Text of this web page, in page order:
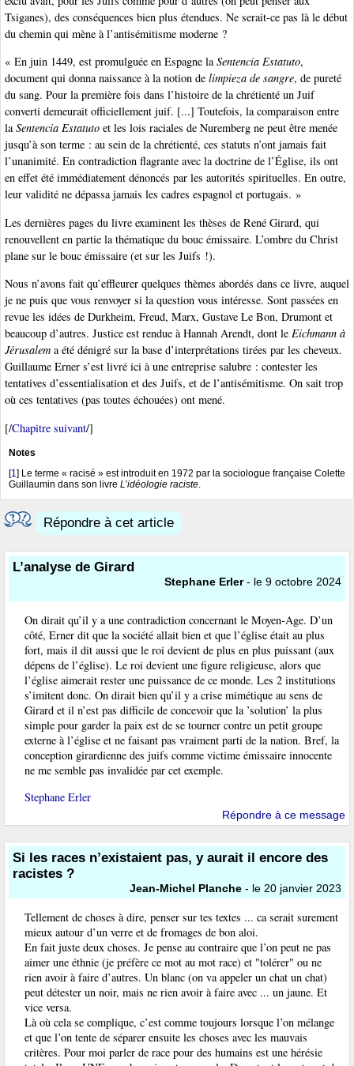
Tsiganes), des conséquences bien plus étendues. Ne serait-ce pas là le début
du chemin qui mène à l’antisémitisme moderne ?
« En juin 1449, est promulguée en Espagne laSentencia Estatuto,
document qui donna naissance à la notion de limpieza de sangre, de pureté
du sang. Pour la première fois dans l’histoire de la chrétienté un Juif
converti demeurait officiellement juif. [...] Toutefois, la comparaison entre
laSentencia Estatuto et les lois raciales de Nuremberg ne peut être menée
jusqu’à son terme : au sein de la chrétienté, ces statuts n’ont jamais fait
l’unanimité. En contradiction flagrante avec la doctrine de l’Église, ils ont
en effet été immédiatement dénoncés par les autorités spirituelles. En outre,
leur validité ne dépassa jamais les cadres espagnol et portugais. »
Les dernières pages du livre examinent les thèses de René Girard, qui
renouvellent en partie la thématique du bouc émissaire. L’ombre du Christ
plane sur le bouc émissaire (et sur les Juifs !).
Nous n’avons fait qu’effleurer quelques thèmes abordés dans ce livre, auquel
je ne puis que vous renvoyer si la question vous intéresse. Sont passées en
revue les idées de Durkheim, Freud, Marx, Gustave Le Bon, Drumont et
beaucoup d’autres. Justice est rendue à Hannah Arendt, dont le Eichmann à
Jérusalem a été dénigré sur la base d’interprétations tirées par les cheveux.
Guillaume Erner s’est livré ici à une entreprise salubre : contester les
tentatives d’essentialisation et des Juifs, et de l’antisémitisme. On sait trop
où ces tentatives (pas toutes échouées) ont mené.
[/Chapitre suivant/]
Notes
[1] Le terme « racisé » est introduit en 1972 par la sociologue française Colette
Guillaumin dans son livre L’idéologie raciste.
Répondre à cet article
L’analyse de Girard
Stephane Erler- le 9 octobre 2024
On dirait qu’il y a une contradiction concernant le Moyen-Age. D’un
côté, Erner dit que la société allait bien et que l’église était au plus
fort, mais il dit aussi que le roi devient de plus en plus puissant (aux
dépens de l’église). Le roi devient une figure religieuse, alors que
l’église aimerait rester une puissance de ce monde. Les 2 institutions
s’imitent donc. On dirait bien qu’il y a crise mimétique au sens de
Girard et il n’est pas difficile de concevoir que la ’solution’ la plus
simple pour garder la paix est de se tourner contre un petit groupe
externe à l’église et ne faisant pas vraiment parti de la nation. Bref, la
conception girardienne des juifs comme victime émissaire innocente
ne me semble pas invalidée par cet exemple.
Stephane Erler
Répondre à ce message
Si les races n’existaient pas, y aurait il encore des
racistes ?
Jean-Michel Planche - le 20 janvier 2023
Tellement de choses à dire, penser sur tes textes ... ca serait surement
mieux autour d’un verre et de fromages de bon aloi.
En fait juste deux choses. Je pense au contraire que l’on peut ne pas
aimer une éthnie (je préfère ce mot au mot race) et "tolérer" ou ne
rien avoir à faire d’autres. Un blanc (on va appeler un chat un chat)
peut détester un noir, mais ne rien avoir à faire avec ... un jaune. Et
vice versa.
Là où cela se complique, c’est comme toujours lorsque l’on mélange
et que l’on tente de séparer ensuite les choses avec les mauvais
critères. Pour moi parler de race pour des humains est une hérésie